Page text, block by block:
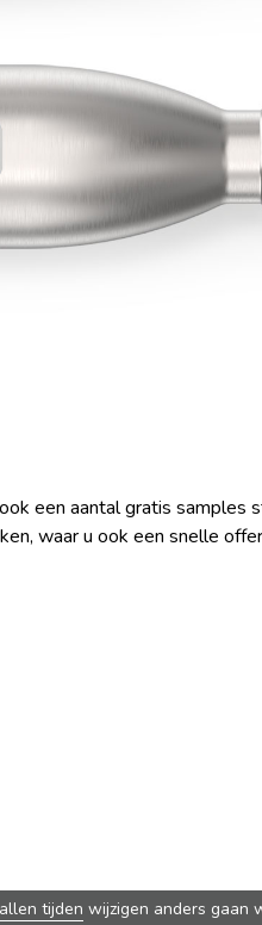
een aantal gratis
waar u ook een snelle
allen tijden wijzigen anders gaan